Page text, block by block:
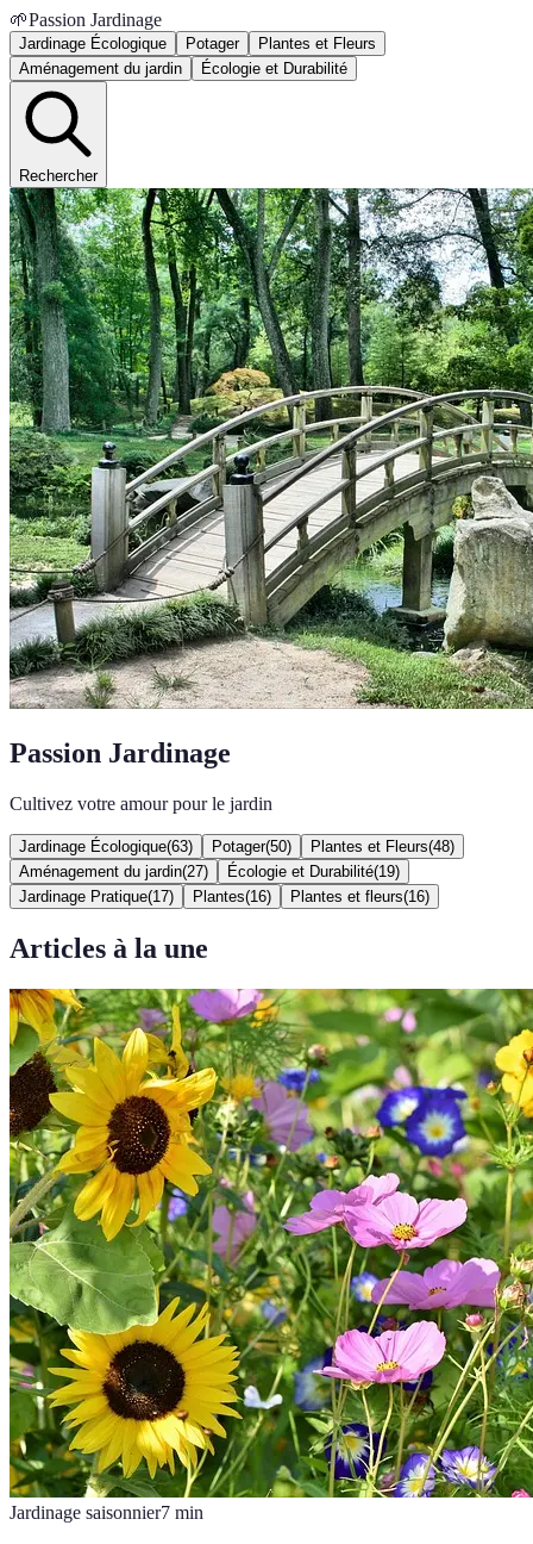
🌱Passion Jardinage
Jardinage Écologique Potager
Plantes et Fleurs
Aménagement du jardin
Écologie et Durabilité
Rechercher
Passion Jardinage
Cultivez votre amour pour le jardin
Jardinage Écologique(63) Potager(50) Plantes et Fleurs(48)
Aménagement du jardin(27) Écologie et Durabilité(19)
Jardinage Pratique(17) Plantes(16) Plantes et fleurs(16)
Articles à la une
Jardinage saisonnier7 min